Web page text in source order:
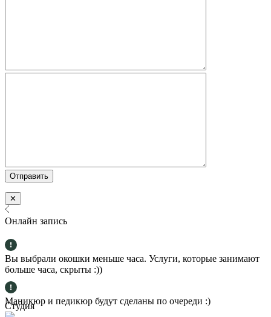
✕
Онлайн запись
Вы выбрали окошки меньше часа. Услуги, которые занимают
больше часа, скрыты :))
Маникюр и педикюр будут сделаны по очереди :)
Студия